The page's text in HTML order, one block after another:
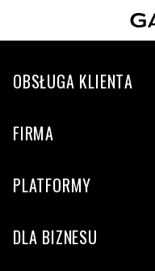
OBSŁUGA KLIENTA
FIRMA
PLATFORMY
DLA BIZNESU